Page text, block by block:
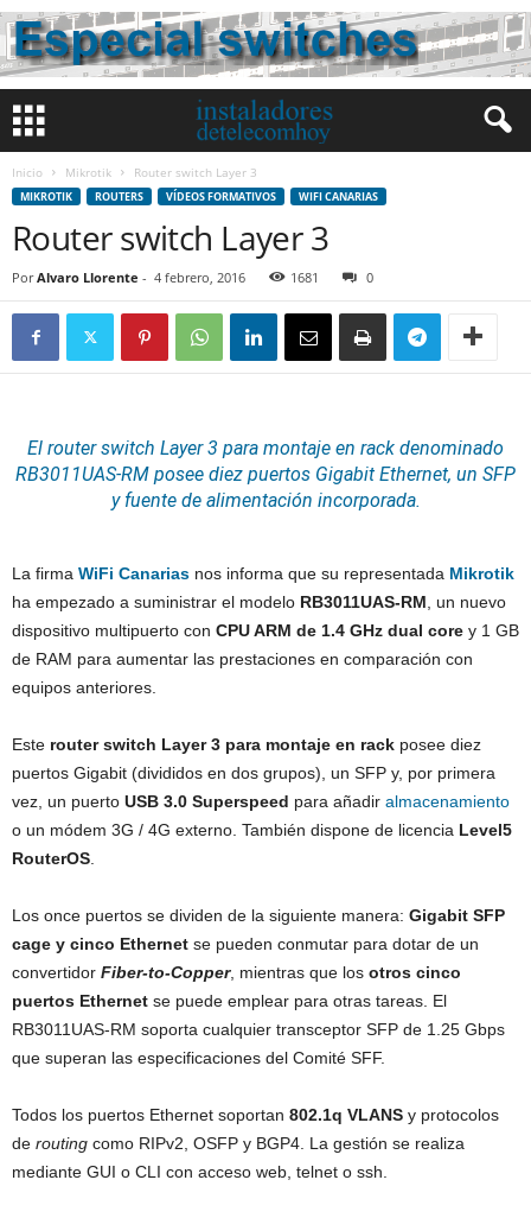
Inicio Mikrotik Router switch Layer 3
MIKROTIK ROUTERS VÍDEOS FORMATIVOS WIFI CANARIAS
Router switch Layer 3
Por Alvaro Llorente - 4 febrero, 2016 1681 0
El router switch Layer 3 para montaje en rack denominado
RB3011UAS-RM posee diez puertos Gigabit Ethernet, un SFP
y fuente de alimentación incorporada.
La firma WiFi Canarias nos informa que su representada Mikrotik
ha empezado a suministrar el modelo RB3011UAS-RM , un nuevo
dispositivo multipuerto con CPU ARM de 1.4 GHz dual core y 1 GB
de RAM para aumentar las prestaciones en comparación con
equipos anteriores.
Este router switch Layer 3 para montaje en rack posee diez
puertos Gigabit (divididos en dos grupos), un SFP y, por primera
vez, un puerto USB 3.0 Superspeed para añadir almacenamiento
o un módem 3G / 4G externo. También dispone de licencia Level5
RouterOS
Los once puertos se dividen de la siguiente manera: Gigabit SFP
cage y cinco Ethernet se pueden conmutar para dotar de un
convertidor Fiber-to-Copper, mientras que los otros cinco
puertos Ethernet se puede emplear para otras tareas. El
RB3011UAS-RM soporta cualquier transceptor SFP de 1.25 Gbps
que superan las especificaciones del Comité SFF.
Todos los puertos Ethernet soportan 802.1q VLANS y protocolos
de routing como RIPv2, OSFP y BGP4. La gestión se realiza
mediante GUI o CLI con acceso web, telnet o ssh.